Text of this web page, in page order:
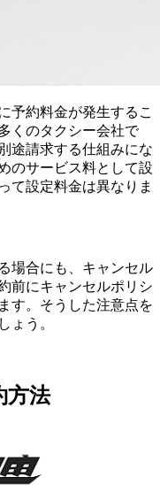
予約料金が発生するこ
くのタクシー会社で
途請求する仕組みにな
のサービス料として設
て設定料金は異なりま
場合にも、キャンセル
前にキャンセルポリシ
す。そうした注意点を
ょう。
方法